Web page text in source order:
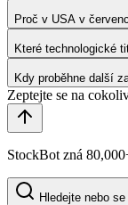
Proč v USA v
Které technologické
Kdy proběhne další
StockBot zná
Hledejte nebo